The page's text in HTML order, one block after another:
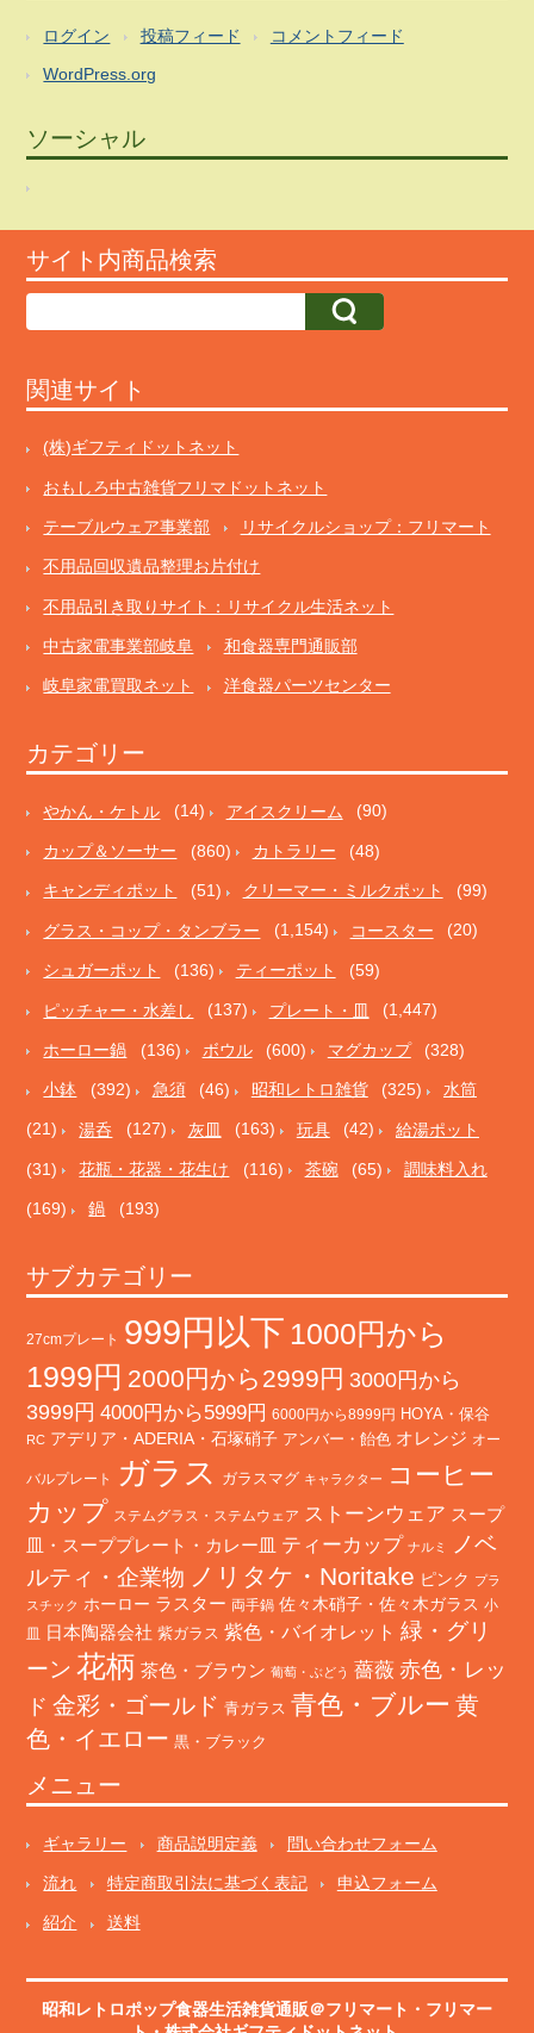
ログイン 投稿フィード コメントフィード
WordPress.org
ソーシャル
サイト内商品検索
関連サイト
(株)ギフティドットネット
おもしろ中古雑貨フリマドットネット
テーブルウェア事業部 リサイクルショップ：フリマート
不用品回収遺品整理お片付け
不用品引き取りサイト：リサイクル生活ネット
中古家電事業部岐阜 和食器専門通販部
岐阜家電買取ネット 洋食器パーツセンター
カテゴリー
やかん・ケトル (14) アイスクリーム (90)
カップ＆ソーサー (860) カトラリー (48)
キャンディポット (51) クリーマー・ミルクポット (99)
グラス・コップ・タンブラー (1,154) コースター (20)
シュガーポット (136) ティーポット (59)
ピッチャー・水差し (137) プレート・皿 (1,447)
ホーロー鍋 (136) ボウル (600) マグカップ (328)
小鉢 (392) 急須 (46) 昭和レトロ雑貨 (325) 水筒
(21) 湯呑 (127) 灰皿 (163) 玩具 (42) 給湯ポット
(31) 花瓶・花器・花生け (116) 茶碗 (65) 調味料入れ
(169) 鍋 (193)
サブカテゴリー
27cmプレート 999円以下 1000円から
1999円 2000円から2999円 3000円から
3999円 4000円から5999円 6000円から8999円 HOYA・保谷
RC アデリア・ADERIA・石塚硝子 アンバー・飴色 オレンジ オー
バルプレート ガラス ガラスマグ キャラクター
コーヒー
カップ ステムグラス・ステムウェア ストーンウェア スープ
皿・スーププレート・カレー皿 ティーカップ ナルミ
ノベ
ルティ・企業物 ノリタケ・Noritake ピンク プラ
スチック ホーロー ラスター 両手鍋 佐々木硝子・佐々木ガラス 小
皿
日本陶器会社 紫ガラス 紫色・バイオレット 緑・グリ
ーン 花柄 茶色・ブラウン 葡萄・ぶどう 薔薇 赤色・レッ
ド 金彩・ゴールド 青ガラス 青色・ブルー 黄
色・イエロー 黒・ブラック
メニュー
ギャラリー 商品説明定義 問い合わせフォーム
流れ 特定商取引法に基づく表記 申込フォーム
紹介 送料
昭和レトロポップ食器生活雑貨通販＠フリマート ・ フリマー